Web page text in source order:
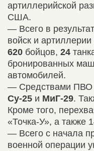
артиллерийской
США.
— Всего в
войск и
620 бойцов, 24
бронированных
автомобилей.
— Средствами ПВО
Су-25 и МиГ-29.
Кроме того,
«Точка-У», а также
— Всего с начала
военной операции